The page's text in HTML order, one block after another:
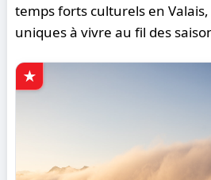
temps forts culturels en
uniques à vivre au fil des